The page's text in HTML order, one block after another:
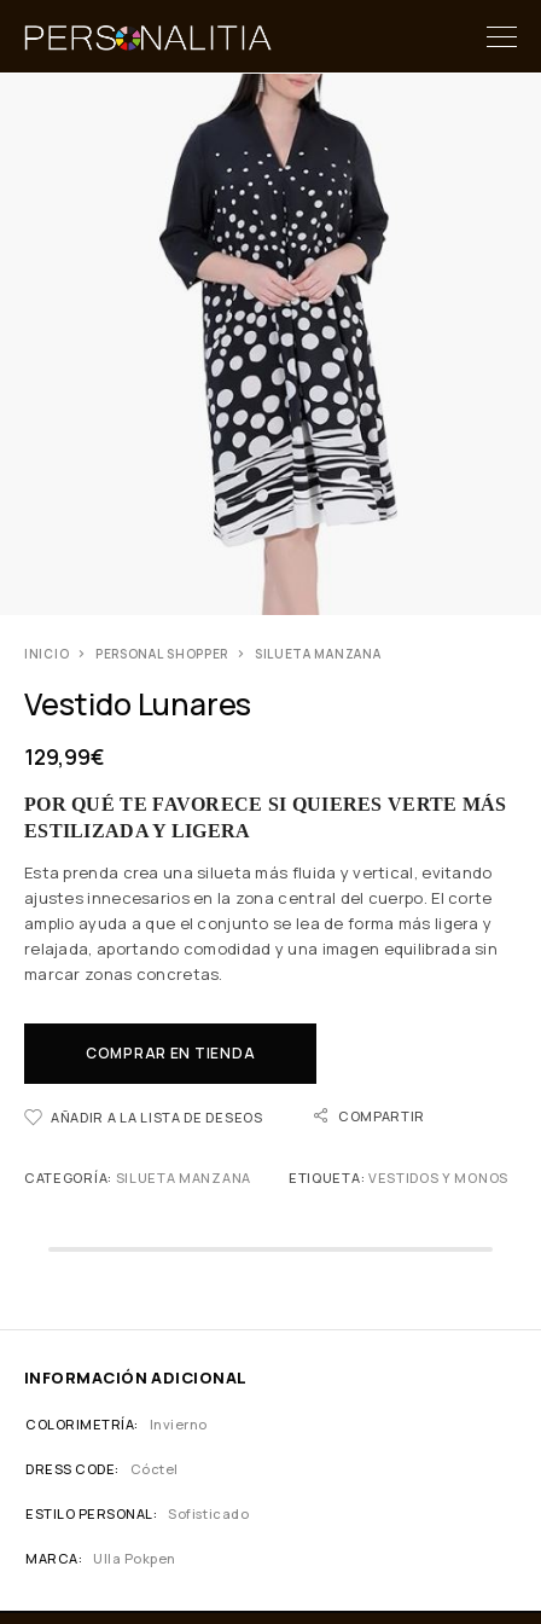
INICIO PERSONAL SHOPPER SILUETA MANZANA
Vestido Lunares
129,99€
POR QUÉ TE FAVORECE SI QUIERES VERTE MÁS
ESTILIZADA Y LIGERA
Esta prenda crea una silueta más fluida y vertical, evitando
ajustes innecesarios en la zona central del cuerpo. El corte
amplio ayuda a que el conjunto se lea de forma más ligera y
relajada, aportando comodidad y una imagen equilibrada sin
marcar zonas concretas.
COMPRAR EN TIENDA
AÑADIR A LA LISTA DE DESEOS COMPARTIR
CATEGORÍA: SILUETA MANZANA ETIQUETA: VESTIDOS Y MONOS
INFORMACIÓN ADICIONAL
COLORIMETRÍA Invierno
DRESS CODE Cóctel
ESTILO PERSONAL Sofisticado
MARCA Ulla Pokpen